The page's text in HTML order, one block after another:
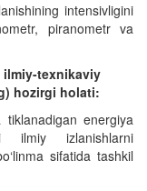
intensivligini
piranometr va
ilmiy-texnikaviy
hozirgi holati:
energiya
ilmiy izlanishlarni
sifatida tashkil